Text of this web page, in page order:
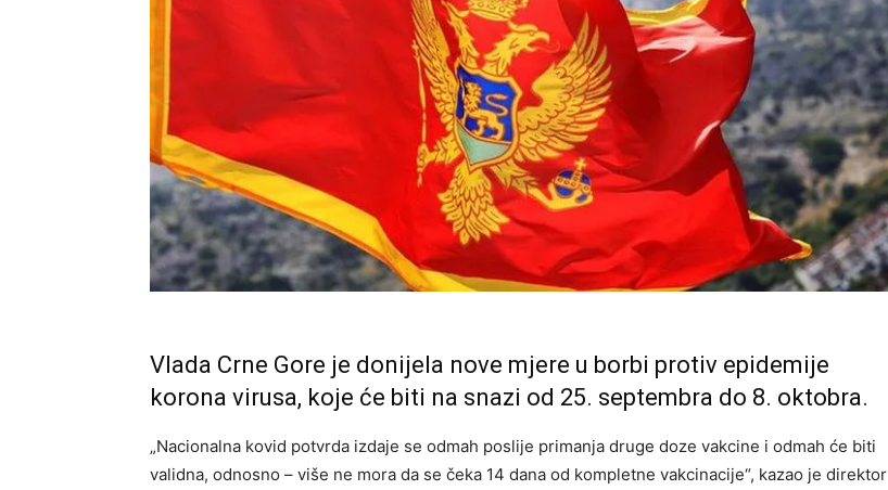
Vlada Crne Gore je donijela nove mjere u borbi protiv epidemije
korona virusa, koje će biti na snazi od 25. septembra do 8. oktobra.
„Nacionalna kovid potvrda izdaje se odmah poslije primanja druge doze vakcine i odmah će biti
validna, odnosno – više ne mora da se čeka 14 dana od kompletne vakcinacije“, kazao je direktor